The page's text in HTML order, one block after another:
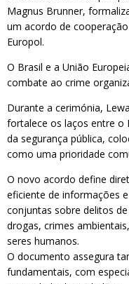
Magnus Brunner,
um acordo de
Europol.
O Brasil e a União
combate ao crime
Durante a cerimónia,
fortalece os laços entre o
da segurança pública,
como uma prioridade
O novo acordo define
eficiente de informações
conjuntas sobre delitos
drogas, crimes
seres humanos.
O documento assegura
fundamentais, com